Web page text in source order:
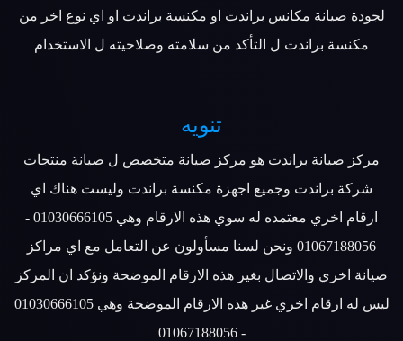
لجودة صيانة مكانس براندت او مكنسة براندت او اي نوع اخر من
مكنسة براندت ل التأكد من سلامته وصلاحيته ل الاستخدام
تنويه
مركز صيانة براندت هو مركز صيانة متخصص ل صيانة منتجات
شركة براندت وجميع اجهزة مكنسة براندت وليست هناك اي
ارقام اخري معتمده له سوي هذه الارقام وهي 01030666105 -
01067188056 ونحن لسنا مسأولون عن التعامل مع اي مراكز
صيانة اخري والاتصال بغير هذه الارقام الموضحة ونؤكد ان المركز
ليس له ارقام اخري غير هذه الارقام الموضحة وهي 01030666105
- 01067188056